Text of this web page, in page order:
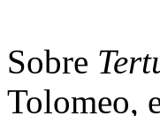
Sobre
Tolomeo,